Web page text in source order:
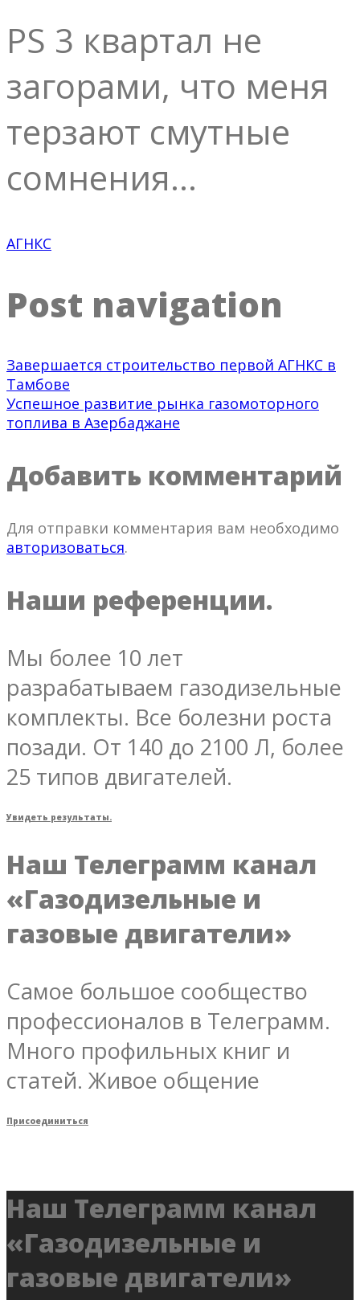
PS 3 квартал не
загорами, что меня
терзают смутные
сомнения…
АГНКС
Post navigation
Завершается строительство первой АГНКС в
Тамбове
Успешное развитие рынка газомоторного
топлива в Азербаджане
Добавить комментарий
Для отправки комментария вам необходимо
авторизоваться.
Наши референции.
Мы более 10 лет
разрабатываем газодизельные
комплекты. Все болезни роста
позади. От 140 до 2100 Л, более
25 типов двигателей.
Увидеть результаты.
Наш Телеграмм канал
«Газодизельные и
газовые двигатели»
Самое большое сообщество
профессионалов в Телеграмм.
Много профильных книг и
статей. Живое общение
Присоединиться
Наш Телеграмм канал
«Газодизельные и
газовые двигатели»